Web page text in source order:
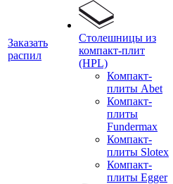
Заказать
распил
Столешницы из
компакт-плит
(HPL)
Компакт-
плиты Abet
Компакт-
плиты
Fundermax
Компакт-
плиты Slotex
Компакт-
плиты Egger